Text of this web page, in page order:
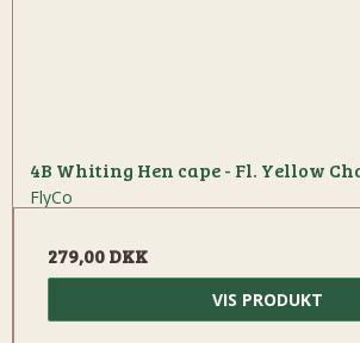
4B Whiting Hen cape - Fl. Yellow
FlyCo
279,00 DKK
VIS PRODUKT